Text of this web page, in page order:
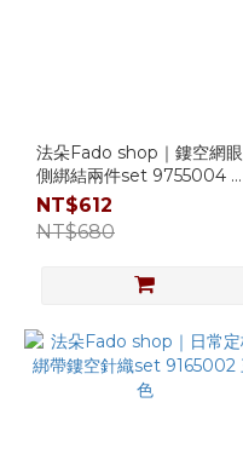
法朵Fado shop｜鏤空網眼
側綁結兩件set 9755004 兩
色
NT$612
NT$680